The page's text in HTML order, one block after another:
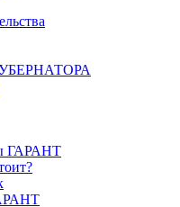
ГАРАНТ